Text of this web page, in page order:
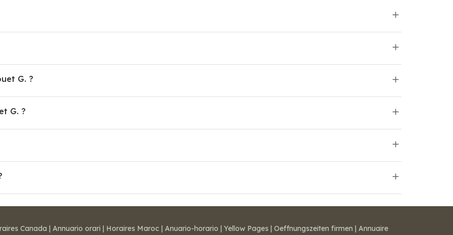
G. ?
G. ?
Canada | Annuario orari | Horaires Maroc | Anuario-horario | Yellow Pages | Oeffnungszeiten firmen | Annuaire